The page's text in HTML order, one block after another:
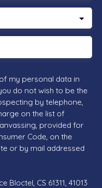
my personal data in
do not wish to be the
by telephone,
on the list of
provided for
Code, on the
or by mail addressed
CS 61311, 41013